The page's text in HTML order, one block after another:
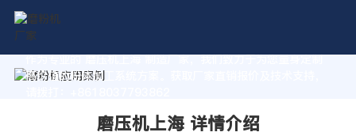
作为专业的 磨压机上海 制造厂家，我们致力于为您量身定制
高价值的粉体加工系统方案。获取厂家直销报价及技术支持，
磨压机上海 详情介绍